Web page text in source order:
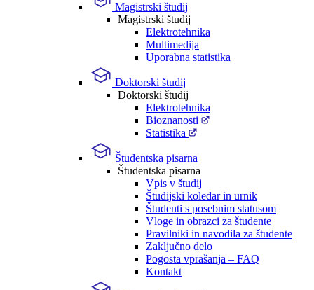
Magistrski študij
Magistrski študij
Elektrotehnika
Multimedija
Uporabna statistika
Doktorski študij
Doktorski študij
Elektrotehnika
Bioznanosti
Statistika
Študentska pisarna
Študentska pisarna
Vpis v študij
Študijski koledar in urnik
Študenti s posebnim statusom
Vloge in obrazci za študente
Pravilniki in navodila za študente
Zaključno delo
Pogosta vprašanja – FAQ
Kontakt